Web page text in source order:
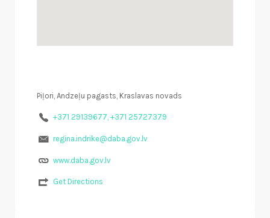
Piļori, Andzeļu pagasts, Kraslavas novads
+371 29139677, +371 25727379
regina.indrike@daba.gov.lv
www.daba.gov.lv
Get Directions